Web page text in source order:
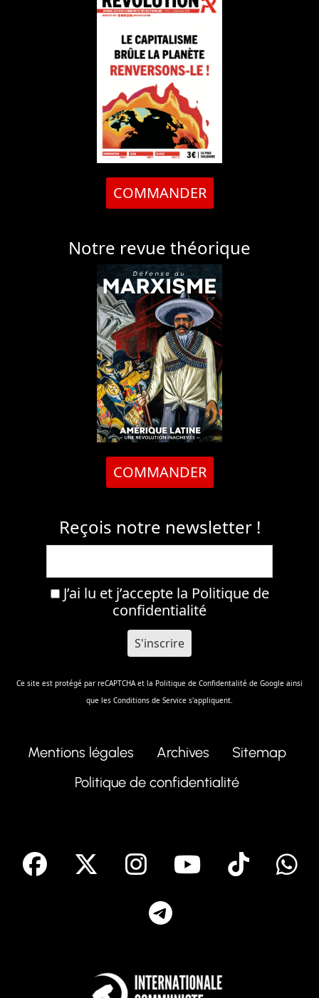
COMMANDER
Notre revue théorique
COMMANDER
Reçois notre newsletter !
J’ai lu et j’accepte la Politique de
confidentialité
Ce site est protégé par reCAPTCHA et la Politique de Confidentalité de Google ainsi
que les Conditions de Service s'appliquent.
Mentions légales Archives
Sitemap
Politique de confidentialité
facebook Instagram
Youtube
Tik